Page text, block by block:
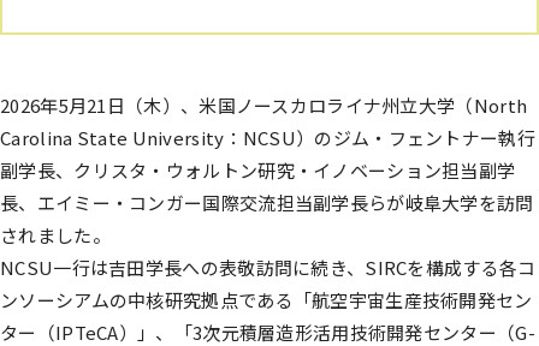
2026年5月21日（木）、米国ノースカロライナ州立大学（North
Carolina State University：NCSU）のジム・フェントナー執行
副学長、クリスタ・ウォルトン研究・イノベーション担当副学
長、エイミー・コンガー国際交流担当副学長らが岐阜大学を訪問
されました。
NCSU一行は吉田学長への表敬訪問に続き、SIRCを構成する各コ
ンソーシアムの中核研究拠点である「航空宇宙生産技術開発セン
ター（IPTeCA）」、「3次元積層造形活用技術開発センター（G-